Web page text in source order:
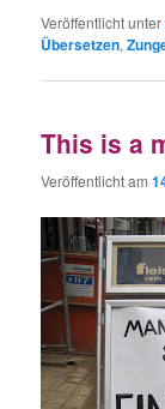
Veröffentlicht unter
Übersetzen,
This is a
Veröffentlicht am